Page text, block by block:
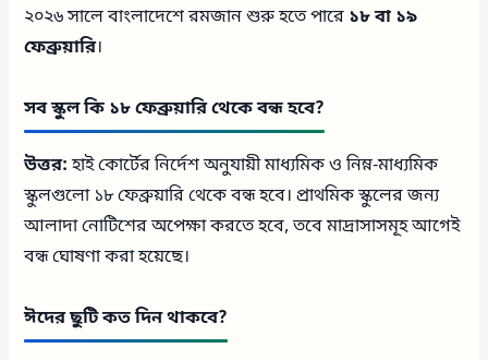
২০২৬ সালে বাংলাদেশে রমজান শুরু হতে পারে ১৮ বা ১৯
ফেব্রুয়ারি।
সব স্কুল কি ১৮ ফেব্রুয়ারি থেকে বন্ধ হবে?
উত্তর:হাই কোর্টের নির্দেশ অনুযায়ী মাধ্যমিক ও নিম্ন-মাধ্যমিক
স্কুলগুলো ১৮ ফেব্রুয়ারি থেকে বন্ধ হবে। প্রাথমিক স্কুলের জন্য
আলাদা নোটিশের অপেক্ষা করতে হবে, তবে মাদ্রাসাসমূহ আগেই
বন্ধ ঘোষণা করা হয়েছে।
ঈদের ছুটি কত দিন থাকবে?